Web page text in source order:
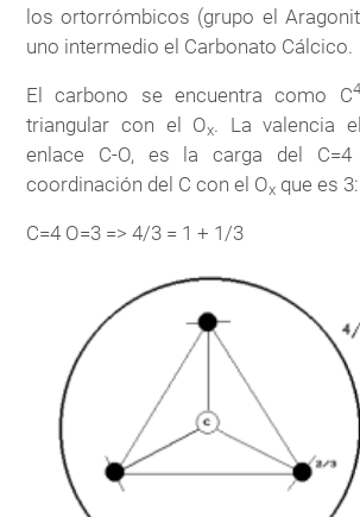
los ortorrómbicos (grupo el
uno intermedio el Carbonato Cálcico.
El carbono se encuentra como C
triangular con el Ox. La valencia
enlace C-O, es la carga del
coordinación del C con el Ox que es 3:
C=4 O=3 => 4/3 = 1 + 1/3